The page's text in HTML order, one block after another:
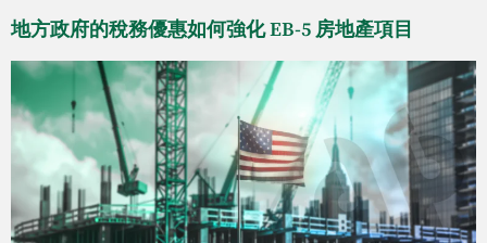
地方政府的稅務優惠如何強化 EB-5 房地產項目